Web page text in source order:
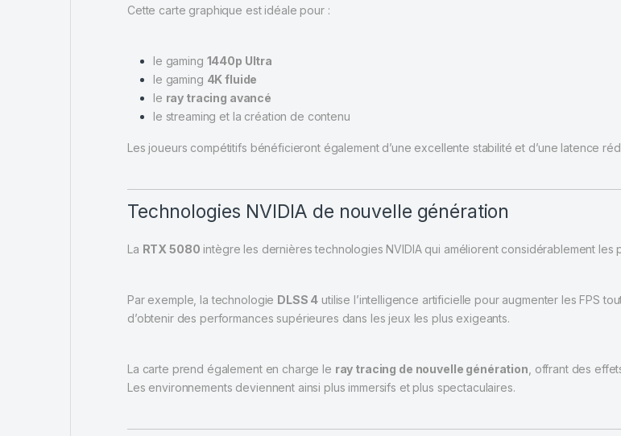
Cette carte graphique est idéale pour :
le gaming 1440p Ultra
le gaming 4K fluide
le ray tracing avancé
le streaming et la création de contenu
Les joueurs compétitifs bénéficieront également d’une excellente stabilité et d’une latence
Technologies NVIDIA de nouvelle génération
La RTX 5080 intègre les dernières technologies NVIDIA qui améliorent considérablement les
Par exemple, la technologie DLSS 4 utilise l’intelligence artificielle pour augmenter les FPS
d’obtenir des performances supérieures dans les jeux les plus exigeants.
La carte prend également en charge le ray tracing de nouvelle génération , offrant des
Les environnements deviennent ainsi plus immersifs et plus spectaculaires.